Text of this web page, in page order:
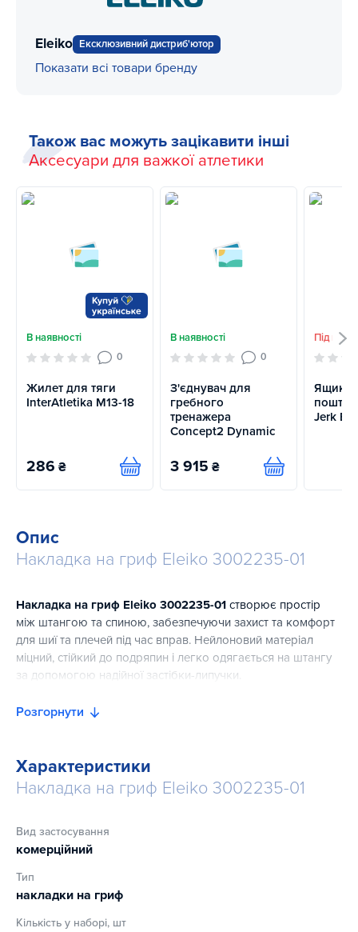
Eleiko Ексклюзивний дистриб'ютор
Показати всі товари бренду
Також вас можуть зацікавити інші
Аксесуари для важкої атлетики
В наявності
0
Жилет для тяги
InterAtletika M13-18
286 ₴ Купити
В наявності
0
З'єднувач для
гребного
тренажера
Concept2 Dynamic
3 915 ₴ Купити
Під
Ящики
Jerk
Опис
Накладка на гриф Eleiko 3002235-01
Накладка на гриф Eleiko 3002235-01 створює простір
між штангою та спиною, забезпечуючи захист та комфорт
для шиї та плечей під час вправ. Нейлоновий матеріал
міцний, стійкий до подряпин і легко одягається на штангу
за допомогою надійної застібки-липучки.
Розгорнути
Характеристики
Накладка на гриф Eleiko 3002235-01
Вид застосування
комерційний
Тип
накладки на гриф
Кількість у наборі, шт